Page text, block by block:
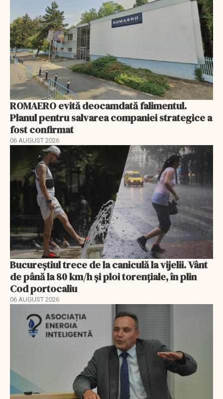
ROMAERO evită deocamdată falimentul.
Planul pentru salvarea companiei strategice a
fost confirmat
06 AUGUST 2026
Bucureștiul trece de la caniculă la vijelii. Vânt
de până la 80 km/h și ploi torențiale, în plin
Cod portocaliu
06 AUGUST 2026